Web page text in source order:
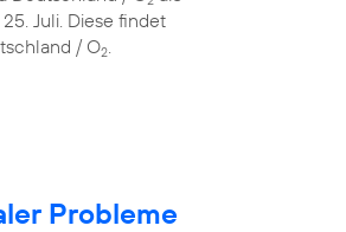
Juli. Diese findet
/ O2.
Probleme